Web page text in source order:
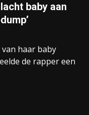
baby aan
haar baby
de rapper een